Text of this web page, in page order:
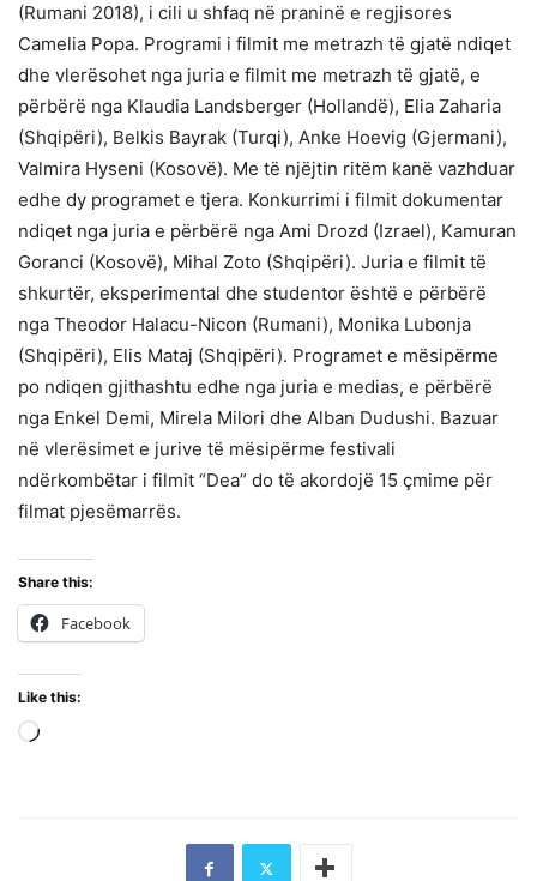
(Rumani 2018), i cili u shfaq në praninë e regjisores
Camelia Popa. Programi i filmit me metrazh të gjatë ndiqet
dhe vlerësohet nga juria e filmit me metrazh të gjatë, e
përbërë nga Klaudia Landsberger (Hollandë), Elia Zaharia
(Shqipëri), Belkis Bayrak (Turqi), Anke Hoevig (Gjermani),
Valmira Hyseni (Kosovë). Me të njëjtin ritëm kanë vazhduar
edhe dy programet e tjera. Konkurrimi i filmit dokumentar
ndiqet nga juria e përbërë nga Ami Drozd (Izrael), Kamuran
Goranci (Kosovë), Mihal Zoto (Shqipëri). Juria e filmit të
shkurtër, eksperimental dhe studentor është e përbërë
nga Theodor Halacu-Nicon (Rumani), Monika Lubonja
(Shqipëri), Elis Mataj (Shqipëri). Programet e mësipërme
po ndiqen gjithashtu edhe nga juria e medias, e përbërë
nga Enkel Demi, Mirela Milori dhe Alban Dudushi. Bazuar
në vlerësimet e jurive të mësipërme festivali
ndërkombëtar i filmit “Dea” do të akordojë 15 çmime për
filmat pjesëmarrës.
Share this:
Facebook
Like this: